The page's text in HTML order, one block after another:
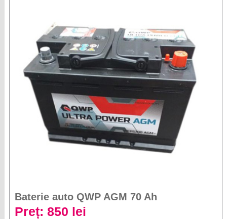
Baterie auto QWP AGM 70 Ah
Preț: 850 lei